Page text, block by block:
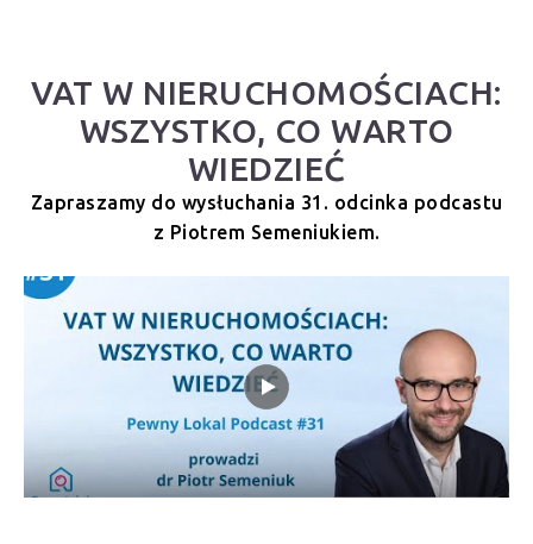
VAT W NIERUCHOMOŚCIACH:
WSZYSTKO, CO WARTO
WIEDZIEĆ
Zapraszamy do wysłuchania 31. odcinka podcastu
z Piotrem Semeniukiem.